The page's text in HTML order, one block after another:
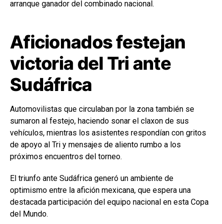
arranque ganador del combinado nacional.
Aficionados festejan
victoria del Tri ante
Sudáfrica
Automovilistas que circulaban por la zona también se
sumaron al festejo, haciendo sonar el claxon de sus
vehículos, mientras los asistentes respondían con gritos
de apoyo al Tri y mensajes de aliento rumbo a los
próximos encuentros del torneo.
El triunfo ante Sudáfrica generó un ambiente de
optimismo entre la afición mexicana, que espera una
destacada participación del equipo nacional en esta Copa
del Mundo.